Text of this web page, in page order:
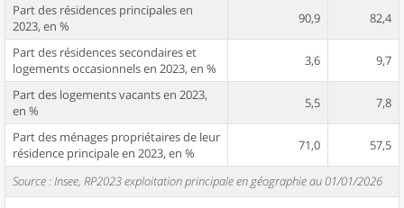
Part des résidences principales en
2023, en %
90,9 82,4
Part des résidences secondaires et
logements occasionnels en 2023, en %
3,6 9,7
Part des logements vacants en 2023,
en %
5,5 7,8
Part des ménages propriétaires de leur
résidence principale en 2023, en %
71,0 57,5
Source : Insee, RP2023 exploitation principale en géographie au 01/01/2026